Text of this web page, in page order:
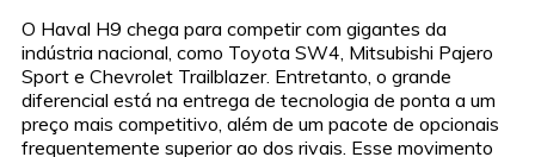
O Haval H9 chega para competir com gigantes da
indústria nacional, como Toyota SW4, Mitsubishi Pajero
Sport e Chevrolet Trailblazer. Entretanto, o grande
diferencial está na entrega de tecnologia de ponta a um
preço mais competitivo, além de um pacote de opcionais
frequentemente superior ao dos rivais. Esse movimento